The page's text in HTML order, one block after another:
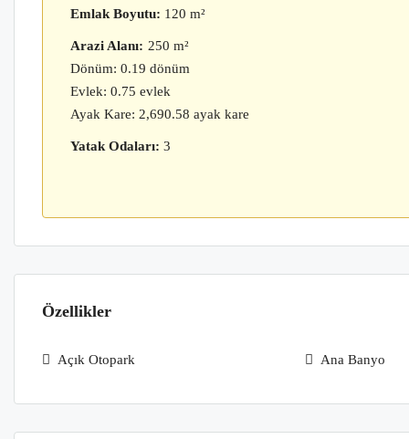
Emlak Boyutu: 120 m²
Arazi Alanı: 250 m²
Dönüm: 0.19 dönüm
Evlek: 0.75 evlek
Ayak Kare: 2,690.58 ayak kare
Yatak Odaları: 3
Özellikler
Açık Otopark Ana Banyo